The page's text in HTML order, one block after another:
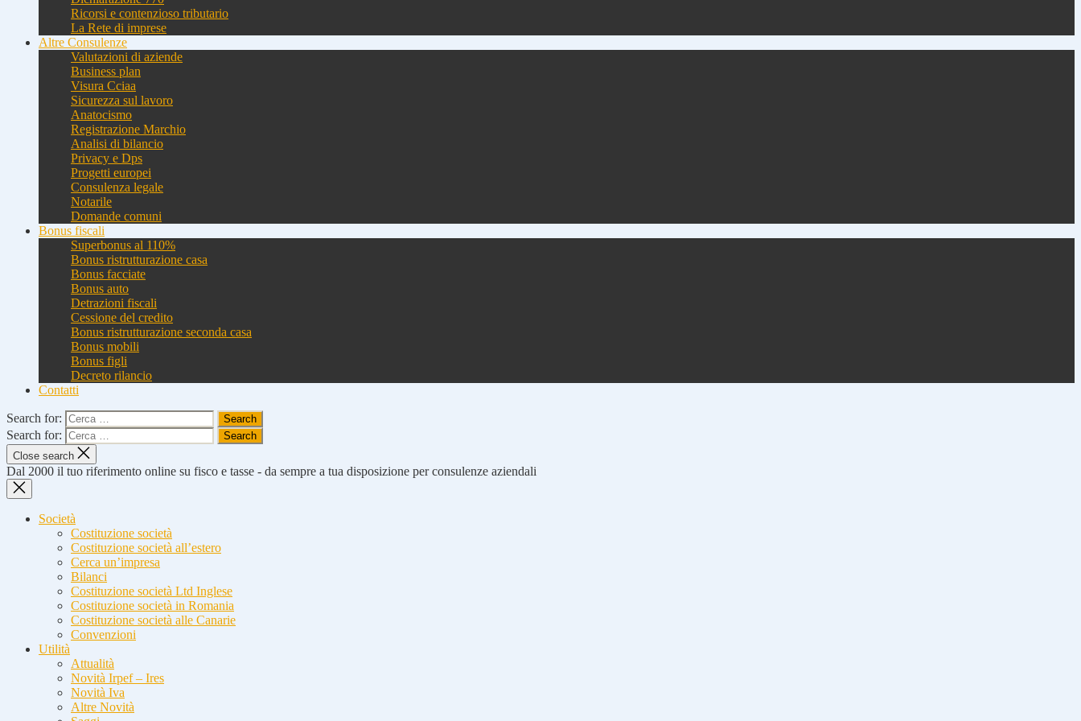
Ricorsi e contenzioso tributario
La Rete di imprese
Altre Consulenze
Valutazioni di aziende
Business plan
Visura Cciaa
Sicurezza sul lavoro
Anatocismo
Registrazione Marchio
Analisi di bilancio
Privacy e Dps
Progetti europei
Consulenza legale
Notarile
Domande comuni
Bonus fiscali
Superbonus al 110%
Bonus ristrutturazione casa
Bonus facciate
Bonus auto
Detrazioni fiscali
Cessione del credito
Bonus ristrutturazione seconda casa
Bonus mobili
Bonus figli
Decreto rilancio
Contatti
Search for:
Search for:
Close search
Dal 2000 il tuo riferimento online su fisco e tasse - da sempre a tua disposizione per consulenze aziendali
Società
Costituzione società
Costituzione società all’estero
Cerca un’impresa
Bilanci
Costituzione società Ltd Inglese
Costituzione società in Romania
Costituzione società alle Canarie
Convenzioni
Utilità
Attualità
Novità Irpef – Ires
Novità Iva
Altre Novità